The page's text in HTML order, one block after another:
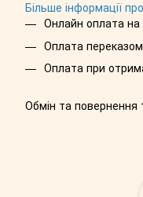
Більше інформації
Онлайн оплата на
Оплата
Оплата при
Обмін та повернення